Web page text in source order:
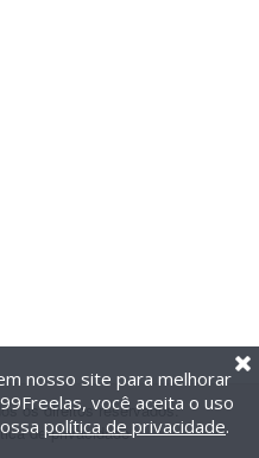
os direitos reservados.
de privacidade
nosso site para melhorar
você aceita o uso
política de privacidade.